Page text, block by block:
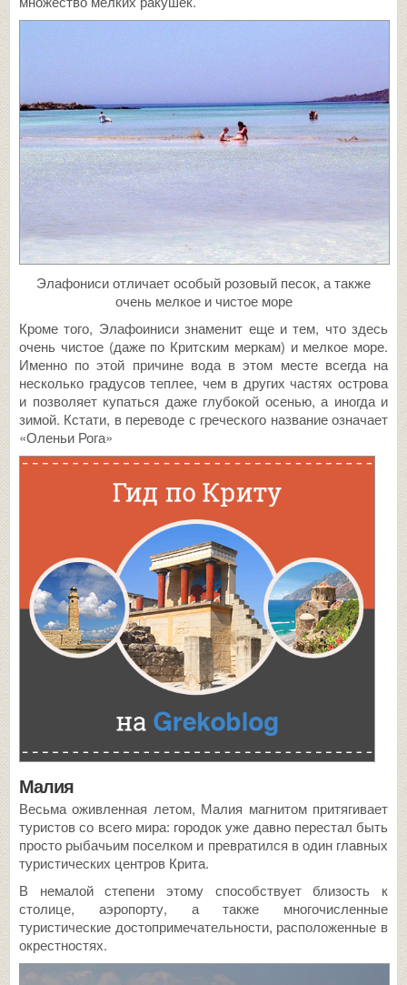
Элафониси отличает особый розовый песок, а также
очень мелкое и чистое море
Кроме того, Элафоиниси знаменит еще и тем, что здесь
очень чистое (даже по Критским меркам) и мелкое море.
Именно по этой причине вода в этом месте всегда на
несколько градусов теплее, чем в других частях острова
и позволяет купаться даже глубокой осенью, а иногда и
зимой. Кстати, в переводе с греческого название означает
«Оленьи Рога»
Малия
Весьма оживленная летом, Малия магнитом притягивает
туристов со всего мира: городок уже давно перестал быть
просто рыбачьим поселком и превратился в один главных
туристических центров Крита.
В немалой степени этому способствует близость к
столице, аэропорту, а также многочисленные
туристические достопримечательности, расположенные в
окрестностях.